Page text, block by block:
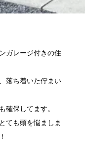
ガレージ付きの住
落ち着いた佇まい
確保してます。
ても頭を悩ましま